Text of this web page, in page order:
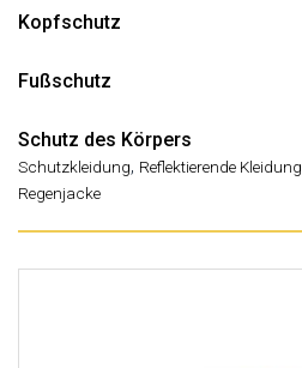
Kopfschutz
Fußschutz
Schutz des Körpers
Schutzkleidung, Reflektierende Kleidung
Regenjacke